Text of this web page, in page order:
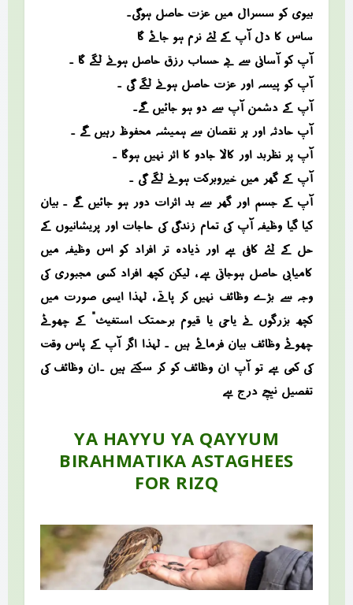
بیوی کو سسرال میں عزت حاصل ہوگی۔
ساس کا دل آپ کے لئے نرم ہو جائے گا
آپ کو آسانی سے بے حساب رزق حاصل ہونے لگے گا ۔
آپ کو پیسہ اور عزت حاصل ہونے لگے گی ۔
آپ کے دشمن آپ سے دو ہو جائیں گے۔
آپ حادثہ اور ہر نقصان سے ہمیشہ محفوظ رہیں گے ۔
آپ پر نظربد اور کالا جادو کا اثر نہیں ہوگا ۔
آپ کے گھر میں خیروبرکت ہونے لگے گی ۔
آپ کے جسم اور گھر سے بد اثرات دور ہو جائیں گے ۔ بیان
کیا گیا وظیفہ آپ کی تمام زندگی کی حاجات اور پریشانیوں کے
حل کے لئے کافی ہے اور ذیادہ تر افراد کو اس وظیفہ میں
کامیابی حاصل ہوجاتی ہے ، لیکن کچھ افراد کسی مجبوری کی
وجہ سے بڑے وظائف نہیں کر پاتے ، لہذا ایسی صورت میں
کچھ بزرگوں نے “یاحی یا قیوم برحمتک استغیث” کے چھوٹے
چھوٹے وظائف بیان فرمائے ہیں ۔ لہذا اگر آپ کے پاس وقت
کی کمی ہے تو آپ ان وظائف کو کر سکتے ہیں ۔ان وظائف کی
تفصیل نیچے درج ہے
YA HAYYU YA QAYYUM
BIRAHMATIKA ASTAGHEES
FOR RIZQ